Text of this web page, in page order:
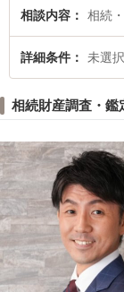
トラブル解決の実績豊
財産調査・鑑定を法律
などでお困りの相談者
相談内容 相続
詳細条件 未選択
相続財産調査・鑑